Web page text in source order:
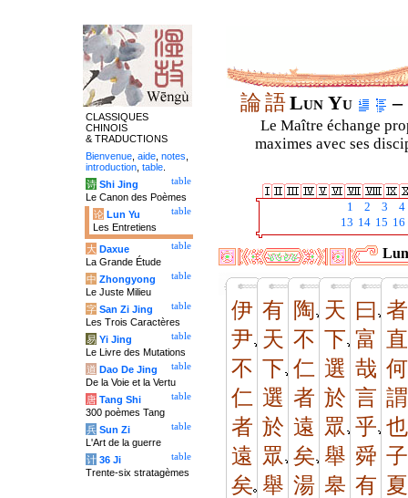
論語Lun Yu –
Le Maître échange
maximes avec ses
1 2 3
4
13 14 15 16
伊
尹
不
仁
者
遠
矣
有
天
下
選
於
眾
舉
陶
不
仁
者
遠
矣
湯
天
下
選
於
眾
舉
皋
曰
富
哉
言
乎
舜
有
者
直
何
謂
也
子
夏
CLASSIQUES
CHINOIS
& TRADUCTIONS
Bienvenue aide notes
introduction table
table
诗 Shi Jing
Le Canon des Poèmes
table
论 Lun Yu
Les Entretiens
table
大 Daxue
La Grande Étude
table
中 Zhongyong
Le Juste Milieu
table
字 San Zi Jing
Les Trois Caractères
table
易 Yi Jing
Le Livre des Mutations
table
道 Dao De Jing
De la Voie et la Vertu
table
唐 Tang Shi
300 poèmes Tang
table
兵 Sun Zi
L'Art de la guerre
table
计 36 Ji
Trente-six stratagèmes